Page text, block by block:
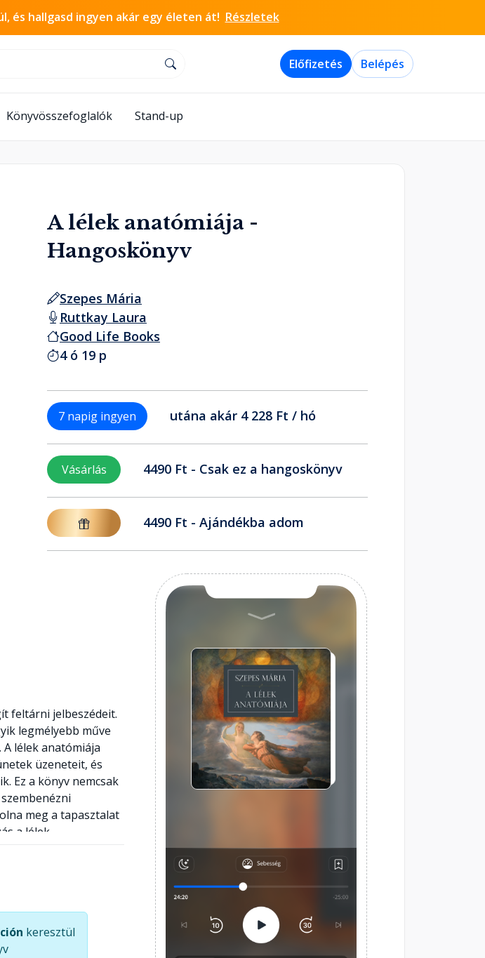
és hallgasd ingyen akár egy életen át! Részletek
Előfizetés Belépés
Könyvösszefoglalók Stand-up
A lélek anatómiája -
Hangoskönyv
Szepes Mária
Ruttkay Laura
Good Life Books
4 ó 19 p
7 napig ingyen utána akár 4 228 Ft / hó
Vásárlás 4490 Ft - Csak ez a hangoskönyv
4490 Ft - Ajándékba adom
feltárni jelbeszédeit.
legmélyebb műve
lélek anatómiája
üzeneteit, és
Ez a könyv nemcsak
meg a tapasztalat
a lélek
a fátylat a
egy átgondolt,
azokat az ,,örök
mögött rejlő
vezet minket -
keresztül